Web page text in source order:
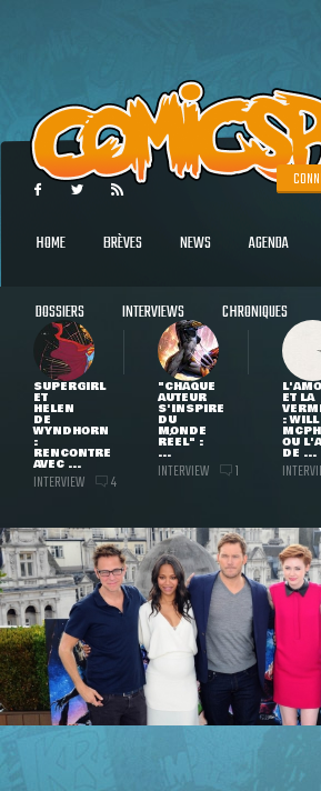
HOME BRÈVES NEWS AGENDA
DOSSIERS INTERVIEWS CHRONIQUES
SUPERGIRL
ET
HELEN
DE
WYNDHORN
:
RENCONTRE
AVEC ...
INTERVIEW 4
"CHAQUE
AUTEUR
S'INSPIRE
DU
MONDE
RÉEL" :
...
INTERVIEW 1
ET LA
: WILL
OU
DE ...